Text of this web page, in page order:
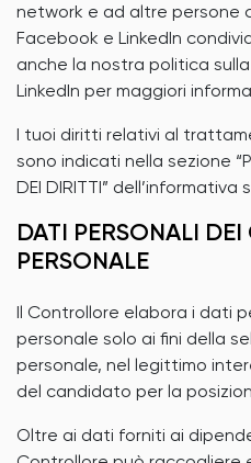
network e ad altre persone
Facebook e LinkedIn
anche la nostra politica
LinkedIn per maggiori
I tuoi diritti relativi al
sono indicati nella sezione
DEI DIRITTI” dell’informativa
DATI PERSONALI
PERSONALE
Il Controllore elabora i dati
personale solo ai fini della
personale, nel legittimo
del candidato per la
Oltre ai dati forniti ai